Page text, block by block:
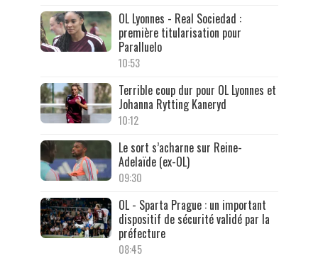
OL Lyonnes - Real Sociedad :
première titularisation pour
Paralluelo
10:53
Terrible coup dur pour OL Lyonnes et
Johanna Rytting Kaneryd
10:12
Le sort s’acharne sur Reine-
Adelaïde (ex-OL)
09:30
OL - Sparta Prague : un important
dispositif de sécurité validé par la
préfecture
08:45